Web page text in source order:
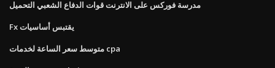
مدرسة فوركس على الانترنت قوات الدفاع الشعبي التحميل
Fx يقتبس أساسيات
متوسط ​​سعر الساعة لخدمات cpa